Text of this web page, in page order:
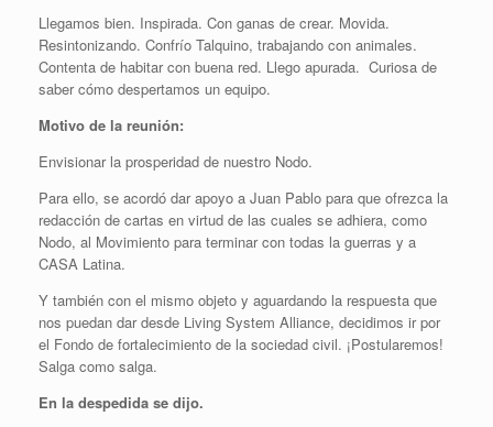
Llegamos bien. Inspirada. Con ganas de crear. Movida.
Resintonizando. Confrío Talquino, trabajando con animales.
Contenta de habitar con buena red. Llego apurada. Curiosa de
saber cómo despertamos un equipo.
Motivo de la reunión:
Envisionar la prosperidad de nuestro Nodo.
Para ello, se acordó dar apoyo a Juan Pablo para que ofrezca la
redacción de cartas en virtud de las cuales se adhiera, como
Nodo, al Movimiento para terminar con todas la guerras y a
CASA Latina.
Y también con el mismo objeto y aguardando la respuesta que
nos puedan dar desde Living System Alliance, decidimos ir por
el Fondo de fortalecimiento de la sociedad civil. ¡Postularemos!
Salga como salga.
En la despedida se dijo.